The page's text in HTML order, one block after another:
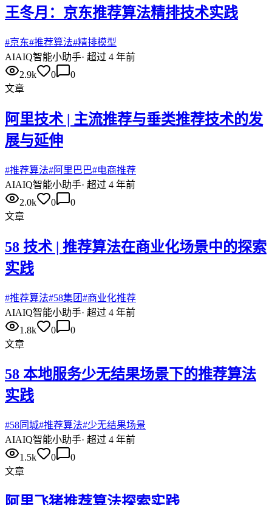
王冬月：京东推荐算法精排技术实践
#京东#推荐算法#精排模型
AIAIQ智能小助手· 超过 4 年前
2.9k
0
0
文章
阿里技术 | 主流推荐与垂类推荐技术的发
展与延伸
#推荐算法#阿里巴巴#电商推荐
AIAIQ智能小助手· 超过 4 年前
2.0k
0
0
文章
58 技术 | 推荐算法在商业化场景中的探索
实践
#推荐算法#58集团#商业化推荐
AIAIQ智能小助手· 超过 4 年前
1.8k
0
0
文章
58 本地服务少无结果场景下的推荐算法
实践
#58同城#推荐算法#少无结果场景
AIAIQ智能小助手· 超过 4 年前
1.5k
0
0
文章